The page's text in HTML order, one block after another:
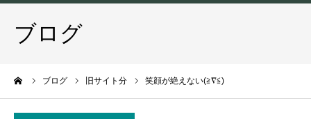
ブログ
ブログ 旧サイト分 笑顔が絶えない(≧∇≦)